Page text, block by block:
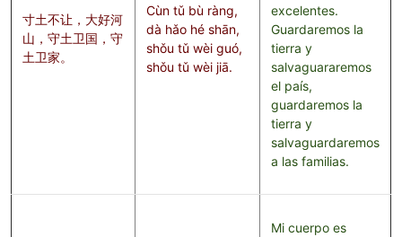
寸土不让，大好河
山，守土卫国，守
土卫家。
Cùn tǔ bù ràng,
dà hǎo hé shān,
shǒu tǔ wèi guó,
shǒu tǔ wèi jiā.
excelentes.
Guardaremos la
tierra y
salvaguararemos
el país,
guardaremos la
tierra y
salvaguardaremos
a las familias.
Mi cuerpo es